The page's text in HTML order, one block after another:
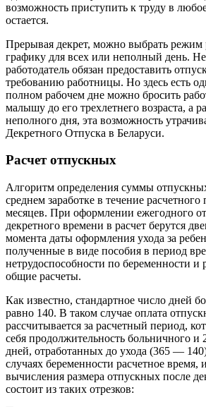
возможность приступить к труду в
остается.
Прерывая декрет, можно выбрать режим
графику для всех или неполный день.
работодатель обязан предоставить
требованию работницы. Но здесь есть
полном рабочем дне можно бросить
малышу до его трехлетнего возраста, а
неполного дня, эта возможность
Декретного Отпуска в Беларуси.
Расчет отпускных
Алгоритм определения суммы
среднем заработке в течение
месяцев. При оформлении ежегодного
декретного времени в расчет берутся
момента даты оформления ухода за
полученные в виде пособия в период
нетрудоспособности по беременности и
общие расчеты.
Как известно, стандартное число дней
равно 140. В таком случае оплата
рассчитывается за расчетный период,
себя продолжительность больничного и
дней, отработанных до ухода (365 —
случаях беременности расчетное время,
вычисления размера отпускных после
состоит из таких отрезков: